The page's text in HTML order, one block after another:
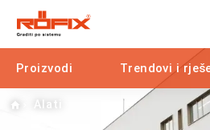
Proizvodi Trendovi i
Home
Alati